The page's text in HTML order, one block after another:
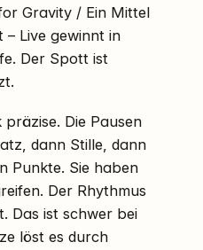
Gravity / Ein Mittel
– Live gewinnt in
Der Spott ist
Die Pausen
dann Stille, dann
Punkte. Sie haben
Der Rhythmus
Das ist schwer bei
löst es durch